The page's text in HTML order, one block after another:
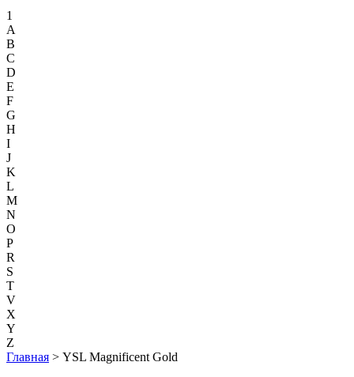
1
A
B
C
D
E
F
G
H
I
J
K
L
M
N
O
P
R
S
T
V
X
Y
Z
Главная > YSL Magnificent Gold